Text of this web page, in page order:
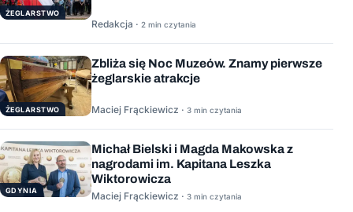
ŻEGLARSTWO
Redakcja · 2 min czytania
ŻEGLARSTWO
Zbliża się Noc Muzeów. Znamy pierwsze
żeglarskie atrakcje
Maciej Frąckiewicz · 3 min czytania
GDYNIA
Michał Bielski i Magda Makowska z
nagrodami im. Kapitana Leszka
Wiktorowicza
Maciej Frąckiewicz · 3 min czytania